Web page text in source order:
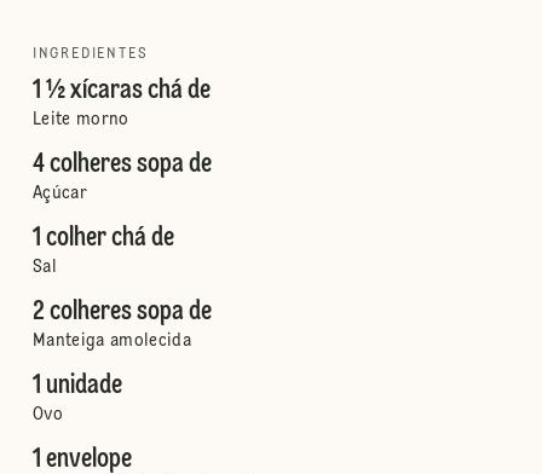
INGREDIENTES
1 ½ xícaras chá de
Leite morno
4 colheres sopa de
Açúcar
1 colher chá de
Sal
2 colheres sopa de
Manteiga amolecida
1 unidade
Ovo
1 envelope